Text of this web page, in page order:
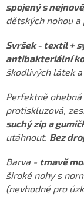
spojený s
dětských nohou a
Svršek - textil +
antibakteriální
škodlivých látek
Perfektně
protiskluzová,
suchý zip a
utáhnout. Bez
Barva - tmavě
široké nohy s
(nevhodné pro